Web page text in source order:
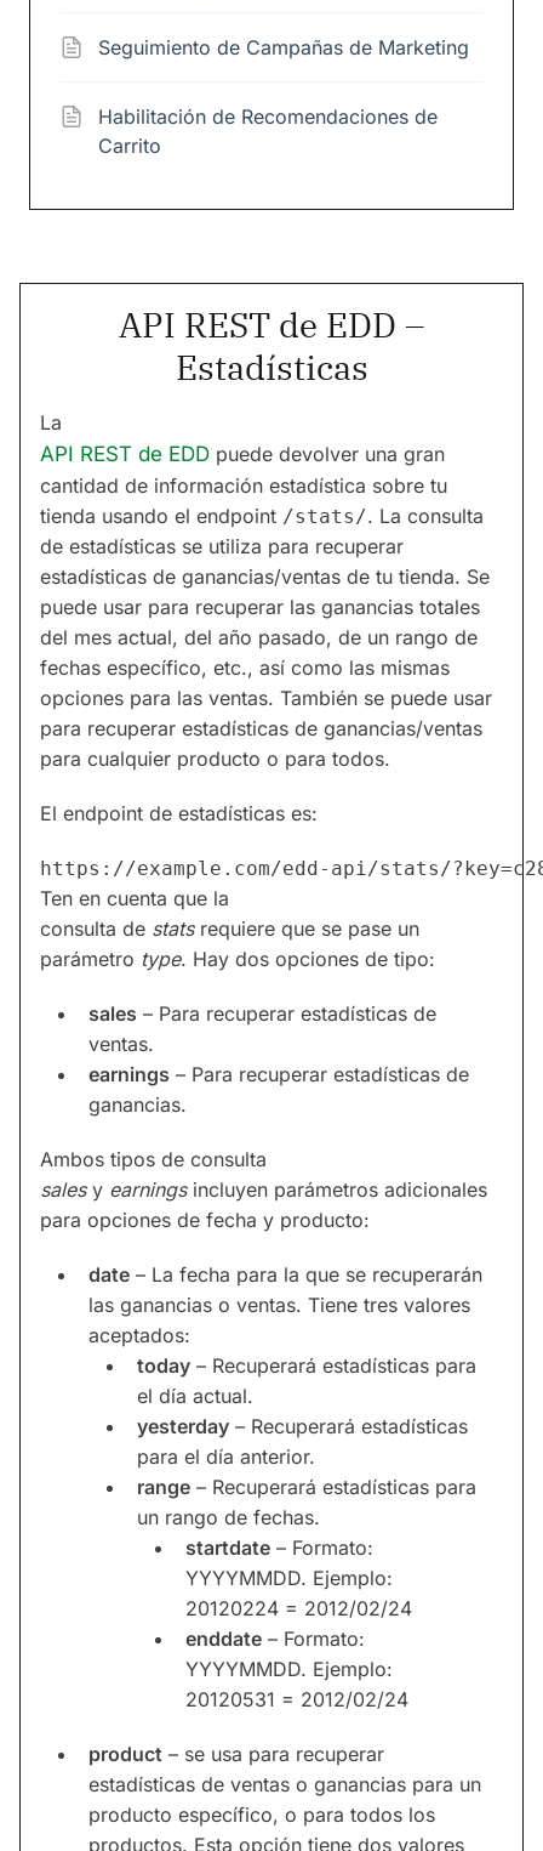
Seguimiento de Campañas de Marketing
Habilitación de Recomendaciones de
Carrito
API REST de EDD –
Estadísticas
La
API REST de EDD puede devolver una gran
cantidad de información estadística sobre tu
tienda usando el endpoint /stats/. La consulta
de estadísticas se utiliza para recuperar
estadísticas de ganancias/ventas de tu tienda. Se
puede usar para recuperar las ganancias totales
del mes actual, del año pasado, de un rango de
fechas específico, etc., así como las mismas
opciones para las ventas. También se puede usar
para recuperar estadísticas de ganancias/ventas
para cualquier producto o para todos.
El endpoint de estadísticas es:
https://example.com/edd-api/stats/
Ten en cuenta que la
consulta de statsrequiere que se pase un
parámetro type. Hay dos opciones de tipo:
sales – Para recuperar estadísticas de
ventas.
earnings – Para recuperar estadísticas de
ganancias.
Ambos tipos de consulta
salesy earningsincluyen parámetros adicionales
para opciones de fecha y producto:
date – La fecha para la que se recuperarán
las ganancias o ventas. Tiene tres valores
aceptados:
today – Recuperará estadísticas para
el día actual.
yesterday – Recuperará estadísticas
para el día anterior.
range – Recuperará estadísticas para
un rango de fechas.
startdate – Formato:
YYYYMMDD. Ejemplo:
20120224 = 2012/02/24
enddate – Formato:
YYYYMMDD. Ejemplo:
20120531 = 2012/02/24
product – se usa para recuperar
estadísticas de ventas o ganancias para un
producto específico, o para todos los
productos. Esta opción tiene dos valores